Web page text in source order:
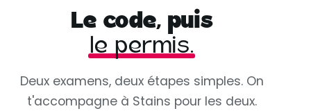
Le code, puis
le permis.
Deux examens, deux étapes simples. On
t'accompagne à Stains pour les deux.